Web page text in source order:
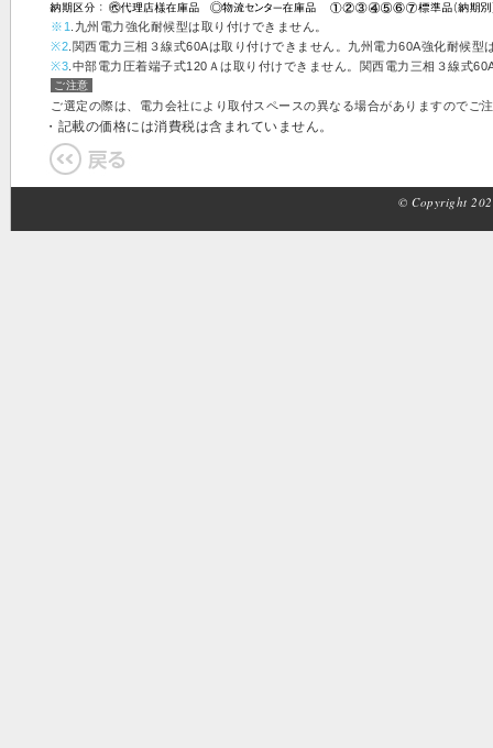
※1 .九州電力強化耐候型は取り付けできません。
※2 .関西電力三相３線式60Aは取り付けできません。九州電力60A強化耐候型
※3 .中部電力圧着端子式120Ａは取り付けできません。関西電力三相３線式
ご注意
ご選定の際は、電力会社により取付スペースの異なる場合がありますのでご
・記載の価格には消費税は含まれていません。
© Copyright